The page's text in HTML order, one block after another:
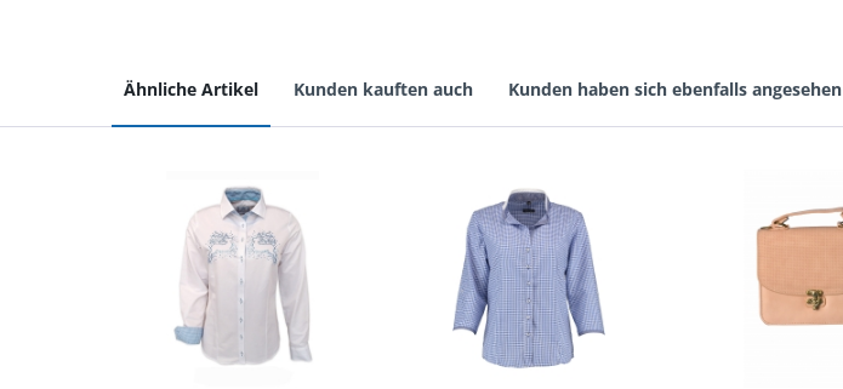
Ähnliche Artikel Kunden kauften auch Kunden haben sich ebenfalls angesehen